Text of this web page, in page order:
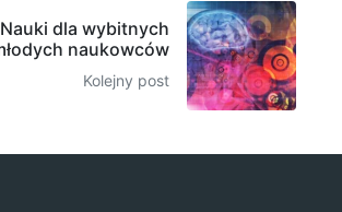
dla wybitnych
naukowców
Kolejny post